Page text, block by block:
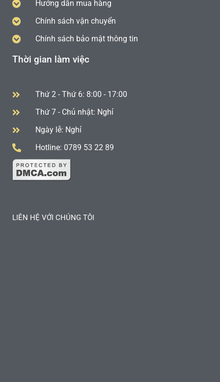
Hướng dẫn mua hàng
Chính sách vận chuyển
Chính sách bảo mật thông tin
Thời gian làm việc
Thứ 2 - Thứ 6: 8:00 - 17:00
Thứ 7 - Chủ nhật: Nghỉ
Ngày lễ: Nghỉ
Hotline: 0789 53 22 89
LIÊN HỆ VỚI CHÚNG TÔI